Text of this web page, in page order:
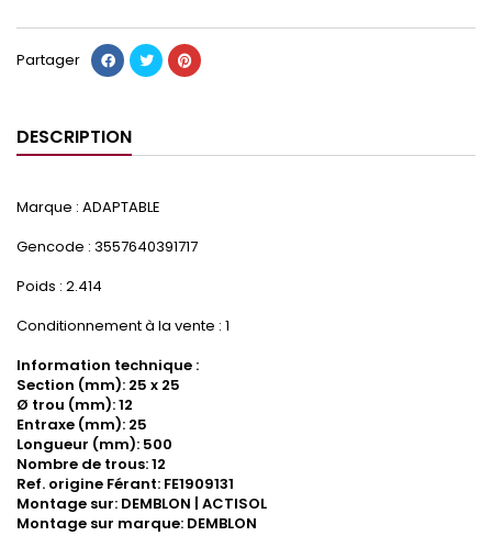
Partager
DESCRIPTION
Marque : ADAPTABLE
Gencode : 3557640391717
Poids : 2.414
Conditionnement à la vente : 1
Information technique :
Section (mm): 25 x 25
Ø trou (mm): 12
Entraxe (mm): 25
Longueur (mm): 500
Nombre de trous: 12
Ref. origine Férant: FE1909131
Montage sur: DEMBLON | ACTISOL
Montage sur marque: DEMBLON